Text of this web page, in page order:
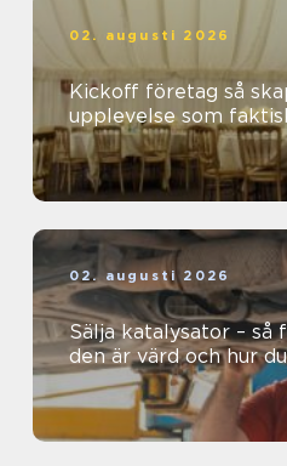
02. augusti 2026
Kickoff företag så skapar du en
upplevelse som
02. augusti 2026
Sälja katalysator – så
den är värd och hur